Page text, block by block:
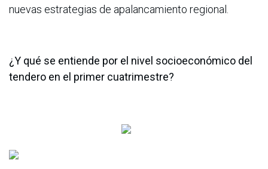
nuevas estrategias de apalancamiento regional.
¿Y qué se entiende por el nivel socioeconómico del
tendero en el primer cuatrimestre?